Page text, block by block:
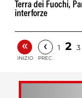
Terra dei Fuochi,
interforze
«
INIZIO
‹
PREC.
1 2 3